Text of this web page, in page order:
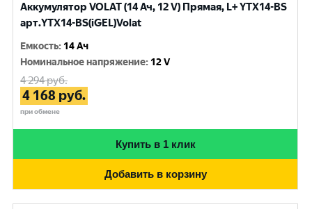
Аккумулятор VOLAT (14 Ач, 12 V) Прямая, L+ YTX14-BS
арт.YTX14-BS(iGEL)Volat
Емкость: 14 Ач
Номинальное напряжение: 12 V
4 294руб.
4 168 руб.
при обмене
Купить в 1 клик
Добавить в корзину